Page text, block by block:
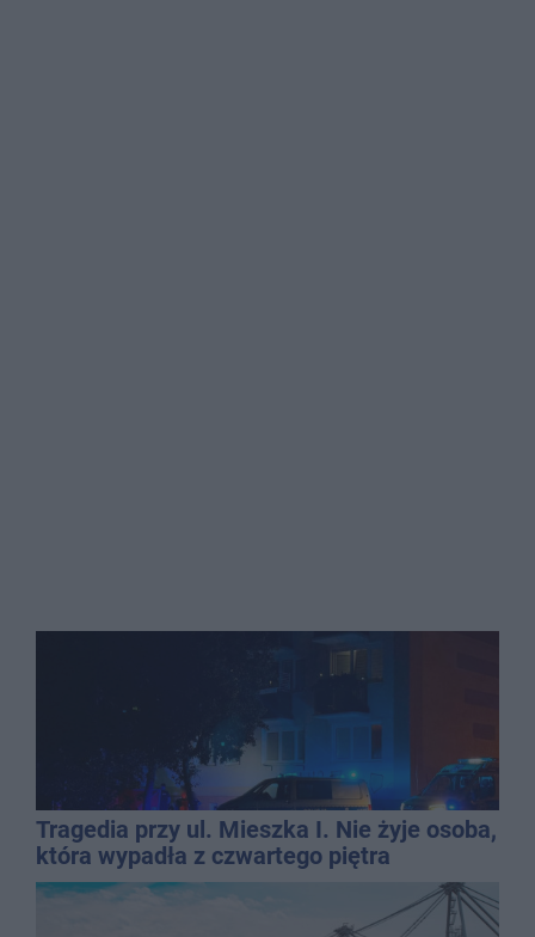
Tragedia przy ul. Mieszka I. Nie żyje osoba,
która wypadła z czwartego piętra